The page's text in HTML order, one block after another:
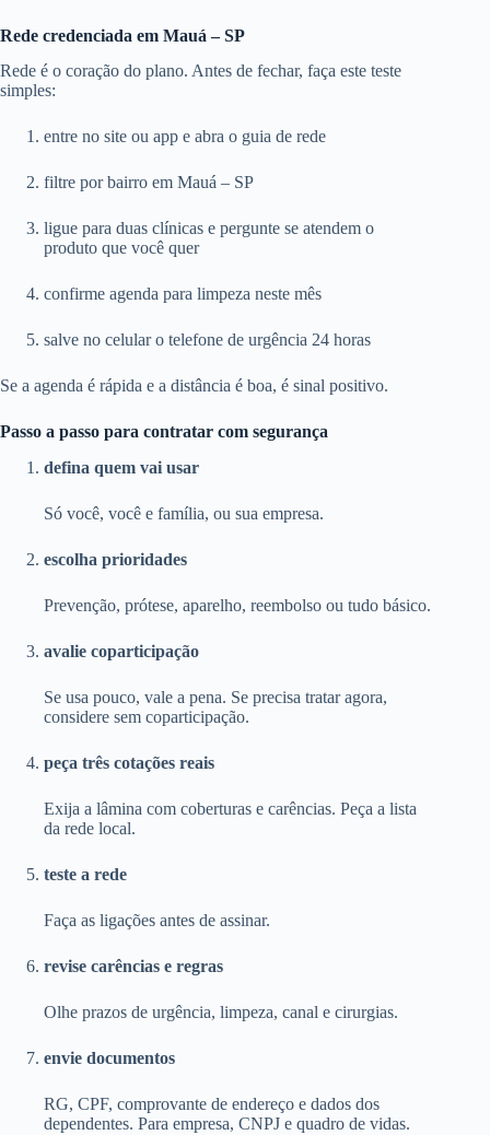
Rede credenciada em Mauá – SP
Rede é o coração do plano. Antes de fechar, faça este teste
simples:
entre no site ou app e abra o guia de rede
filtre por bairro em Mauá – SP
ligue para duas clínicas e pergunte se atendem o
produto que você quer
confirme agenda para limpeza neste mês
salve no celular o telefone de urgência 24 horas
Se a agenda é rápida e a distância é boa, é sinal positivo.
Passo a passo para contratar com segurança
defina quem vai usar
Só você, você e família, ou sua empresa.
escolha prioridades
Prevenção, prótese, aparelho, reembolso ou tudo básico.
avalie coparticipação
Se usa pouco, vale a pena. Se precisa tratar agora,
considere sem coparticipação.
peça três cotações reais
Exija a lâmina com coberturas e carências. Peça a lista
da rede local.
teste a rede
Faça as ligações antes de assinar.
revise carências e regras
Olhe prazos de urgência, limpeza, canal e cirurgias.
envie documentos
RG, CPF, comprovante de endereço e dados dos
dependentes. Para empresa, CNPJ e quadro de vidas.